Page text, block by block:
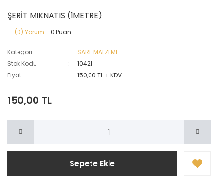
ŞERİT MIKNATIS (1METRE)
(0) Yorum - 0 Puan
Kategori
SARF MALZEME
Stok Kodu
10421
Fiyat
150,00 TL + KDV
150,00 TL
Sepete Ekle